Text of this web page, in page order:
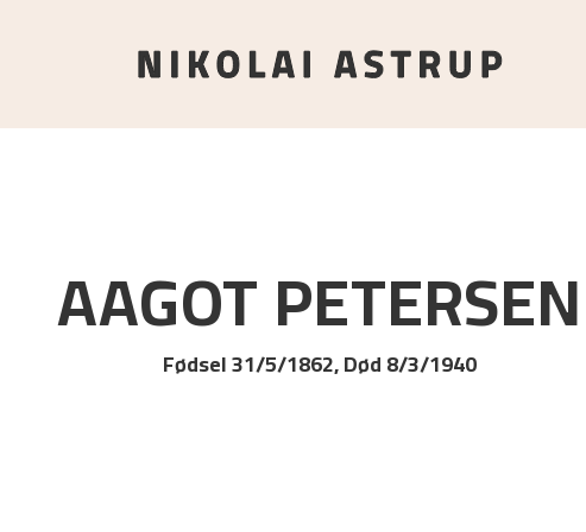
AAGOTPETERSEN
Fødsel 31/5/1862, Død 8/3/1940